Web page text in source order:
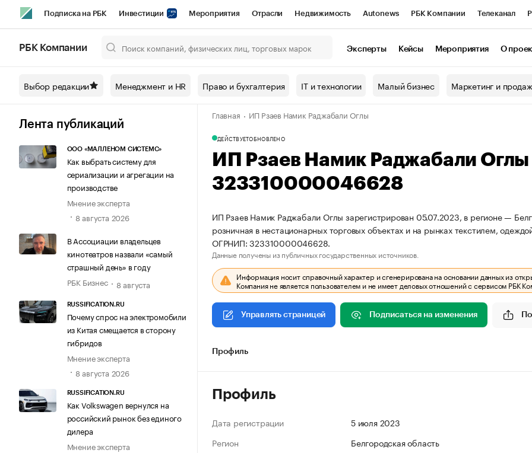
Подписка на РБК Инвестиции Мероприятия Отрасли Недвижимость Autonews РБК Компании Телеканал
Спецпроекты СПб Конференции СПб Спецпроекты Проверка контрагентов
Технологии и медиа Рынок наличной валюты
РБК Компании Эксперты Кейсы Мероприятия О
Выбор редакции Менеджмент и HR Право и бухгалтерия IT и технологии Малый бизнес Маркетинг и
Лента публикаций
ООО «МАЛЛЕНОМ СИСТЕМС»
Как выбрать систему для
сериализации и агрегации на
производстве
Мнение эксперта
8 августа 2026
В Ассоциации владельцев
кинотеатров назвали «самый
страшный день» в году
РБК Бизнес
8 августа
RUSSIFICATION.RU
Почему спрос на электромобили
из Китая смещается в сторону
гибридов
Мнение эксперта
8 августа 2026
RUSSIFICATION.RU
Как Volkswagen вернулся на
российский рынок без единого
дилера
Мнение эксперта
Главная ИП Рзаев Намик Раджабали Оглы
ДЕЙСТВУЕТОБНОВЛЕНО
ИП Рзаев Намик Раджабали
323310000046628
ИП Рзаев Намик Раджабали Оглы зарегистрирован 05.07.2023, в регионе —
розничная в нестационарных торговых объектах и на рынках текстилем,
ОГРНИП: 323310000046628.
Данные получены из публичных государственных источников.
Информация носит справочный характер и сгенерирована на основании данных из
Компания не является пользователем и не имеет деловых отношений с сервисом РБК
Управлять страницей Подписаться на изменения
Профиль
Профиль
Дата регистрации
5 июля 2023
Регион
Белгородская область